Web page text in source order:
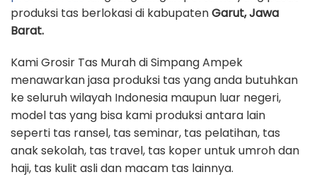
produksi tas berlokasi di kabupatenGarut, Jawa
Barat.
Kami Grosir Tas Murah di Simpang Ampek
menawarkan jasa produksi tas yang anda butuhkan
ke seluruh wilayah Indonesia maupun luar negeri,
model tas yang bisa kami produksi antara lain
seperti tas ransel, tas seminar, tas pelatihan, tas
anak sekolah, tas travel, tas koper untuk umroh dan
haji, tas kulit asli dan macam tas lainnya.